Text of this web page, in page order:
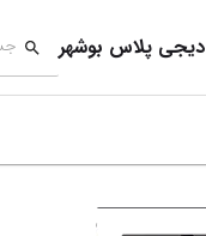
دیجی پلاس بوشهر